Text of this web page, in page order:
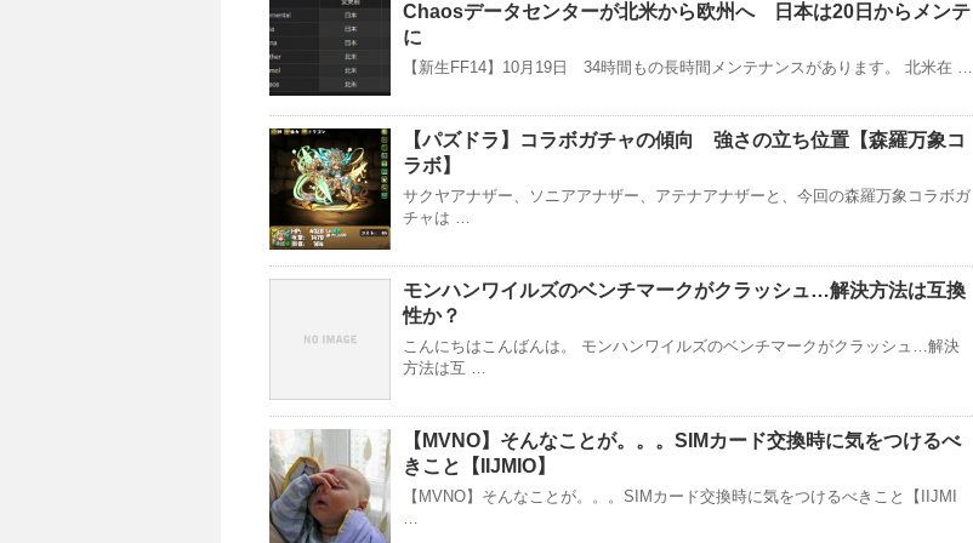
Chaosデータセンターが北米から欧州へ 日本は20日からメンテ
に
【新生FF14】10月19日 34時間もの長時間メンテナンスがあります。 北米在 …
【パズドラ】コラボガチャの傾向 強さの立ち位置【森羅万象コ
ラボ】
サクヤアナザー、ソニアアナザー、アテナアナザーと、今回の森羅万象コラボガ
チャは …
モンハンワイルズのベンチマークがクラッシュ…解決方法は互換
性か？
こんにちはこんばんは。 モンハンワイルズのベンチマークがクラッシュ…解決
方法は互 …
【MVNO】そんなことが。。。SIMカード交換時に気をつけるべ
きこと【IIJMIO】
【MVNO】そんなことが。。。SIMカード交換時に気をつけるべきこと【IIJMI
…